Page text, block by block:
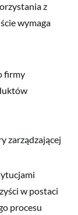
z
wymaga
firmy
zarządzającej
w postaci
procesu